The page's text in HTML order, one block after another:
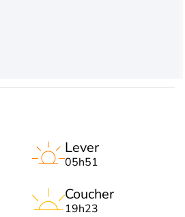
Lever
05h51
Coucher
19h23